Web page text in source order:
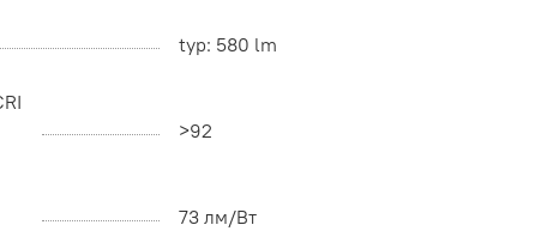
typ: 580 lm
>92
73 лм/Вт